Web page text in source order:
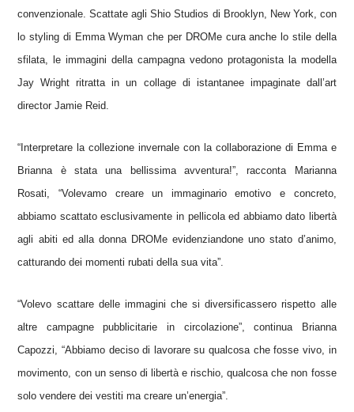
convenzionale. Scattate agli Shio Studios di Brooklyn, New York, con
lo styling di Emma Wyman che per DROMe cura anche lo stile della
sfilata, le immagini della campagna vedono protagonista la modella
Jay Wright ritratta in un collage di istantanee impaginate dall’art
director Jamie Reid.
“Interpretare la collezione invernale con la collaborazione di Emma e
Brianna è stata una bellissima avventura!”, racconta Marianna
Rosati, “Volevamo creare un immaginario emotivo e concreto,
abbiamo scattato esclusivamente in pellicola ed abbiamo dato libertà
agli abiti ed alla donna DROMe evidenziandone uno stato d’animo,
catturando dei momenti rubati della sua vita”.
“Volevo scattare delle immagini che si diversificassero rispetto alle
altre campagne pubblicitarie in circolazione”, continua Brianna
Capozzi, “Abbiamo deciso di lavorare su qualcosa che fosse vivo, in
movimento, con un senso di libertà e rischio, qualcosa che non fosse
solo vendere dei vestiti ma creare un’energia”.